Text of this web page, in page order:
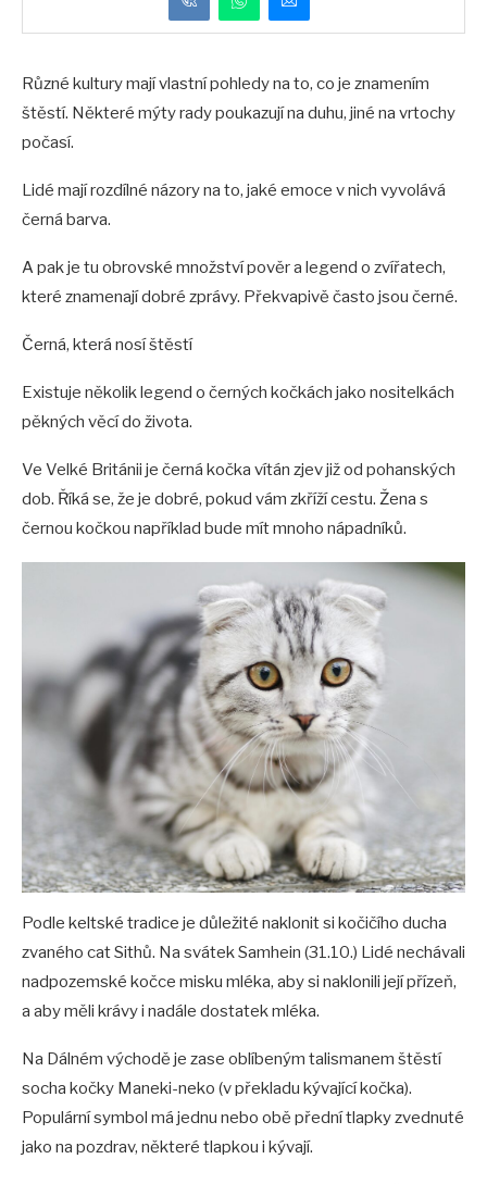
Různé kultury mají vlastní pohledy na to, co je znamením
štěstí. Některé mýty rady poukazují na duhu, jiné na vrtochy
počasí.
Lidé mají rozdílné názory na to, jaké emoce v nich vyvolává
černá barva.
A pak je tu obrovské množství pověr a legend o zvířatech,
které znamenají dobré zprávy. Překvapivě často jsou černé.
Černá, která nosí štěstí
Existuje několik legend o černých kočkách jako nositelkách
pěkných věcí do života.
Ve Velké Británii je černá kočka vítán zjev již od pohanských
dob. Říká se, že je dobré, pokud vám zkříží cestu. Žena s
černou kočkou například bude mít mnoho nápadníků.
Podle keltské tradice je důležité naklonit si kočičího ducha
zvaného cat Sithů. Na svátek Samhein (31.10.) Lidé nechávali
nadpozemské kočce misku mléka, aby si naklonili její přízeň,
a aby měli krávy i nadále dostatek mléka.
Na Dálném východě je zase oblíbeným talismanem štěstí
socha kočky Maneki-neko (v překladu kývající kočka).
Populární symbol má jednu nebo obě přední tlapky zvednuté
jako na pozdrav, některé tlapkou i kývají.